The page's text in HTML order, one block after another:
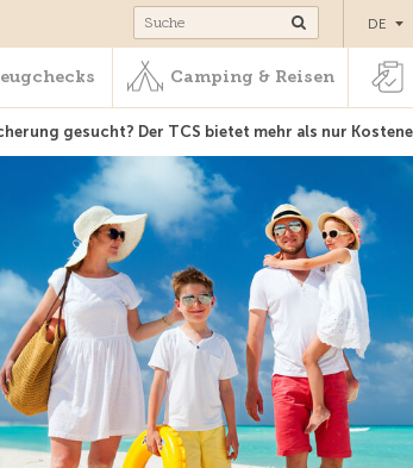
& Fahrzeugchecks Camping & Reisen DE
Camping & Reisen
gesucht? Der TCS bietet mehr als nur